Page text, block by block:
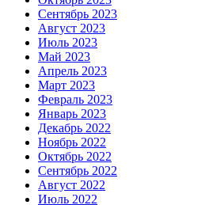
Сентябрь 2023
Август 2023
Июль 2023
Май 2023
Апрель 2023
Март 2023
Февраль 2023
Январь 2023
Декабрь 2022
Ноябрь 2022
Октябрь 2022
Сентябрь 2022
Август 2022
Июль 2022